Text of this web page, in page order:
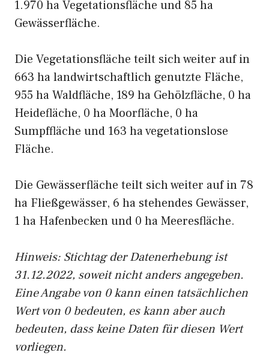
1.970 ha Vegetationsfläche und 85 ha
Gewässerfläche.
Die Vegetationsfläche teilt sich weiter auf in
663 ha landwirtschaftlich genutzte Fläche,
955 ha Waldfläche, 189 ha Gehölzfläche, 0 ha
Heidefläche, 0 ha Moorfläche, 0 ha
Sumpffläche und 163 ha vegetationslose
Fläche.
Die Gewässerfläche teilt sich weiter auf in 78
ha Fließgewässer, 6 ha stehendes Gewässer,
1 ha Hafenbecken und 0 ha Meeresfläche.
Hinweis: Stichtag der Datenerhebung ist
31.12.2022, soweit nicht anders angegeben.
Eine Angabe von 0 kann einen tatsächlichen
Wert von 0 bedeuten, es kann aber auch
bedeuten, dass keine Daten für diesen Wert
vorliegen.